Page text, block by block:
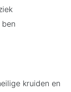
kruiden en